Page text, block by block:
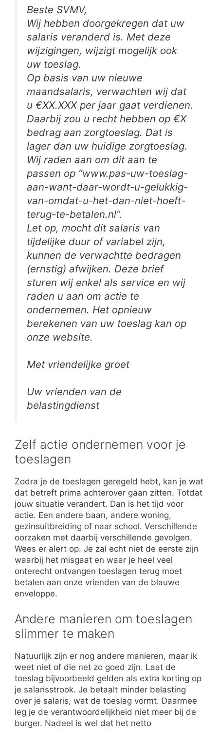
Beste SVMV,
Wij hebben doorgekregen dat uw
salaris veranderd is. Met deze
wijzigingen, wijzigt mogelijk ook
uw toeslag.
Op basis van uw nieuwe
maandsalaris, verwachten wij dat
u €XX.XXX per jaar gaat verdienen.
Daarbij zou u recht hebben op €X
bedrag aan zorgtoeslag. Dat is
lager dan uw huidige zorgtoeslag.
Wij raden aan om dit aan te
passen op “www.pas-uw-toeslag-
aan-want-daar-wordt-u-gelukkig-
van-omdat-u-het-dan-niet-hoeft-
terug-te-betalen.nl”.
Let op, mocht dit salaris van
tijdelijke duur of variabel zijn,
kunnen de verwachtte bedragen
(ernstig) afwijken. Deze brief
sturen wij enkel als service en wij
raden u aan om actie te
ondernemen. Het opnieuw
berekenen van uw toeslag kan op
onze website.
Met vriendelijke groet
Uw vrienden van de
belastingdienst
Zelf actie ondernemen voor je
toeslagen
Zodra je de toeslagen geregeld hebt, kan je wat
dat betreft prima achterover gaan zitten. Totdat
jouw situatie verandert. Dan is het tijd voor
actie. Een andere baan, andere woning,
gezinsuitbreiding of naar school. Verschillende
oorzaken met daarbij verschillende gevolgen.
Wees er alert op. Je zal echt niet de eerste zijn
waarbij het misgaat en waar je heel veel
onterecht ontvangen toeslagen terug moet
betalen aan onze vrienden van de blauwe
enveloppe.
Andere manieren om toeslagen
slimmer te maken
Natuurlijk zijn er nog andere manieren, maar ik
weet niet of die net zo goed zijn. Laat de
toeslag bijvoorbeeld gelden als extra korting op
je salarisstrook. Je betaalt minder belasting
over je salaris, wat de toeslag vormt. Daarmee
leg je de verantwoordelijkheid niet meer bij de
burger. Nadeel is wel dat het netto